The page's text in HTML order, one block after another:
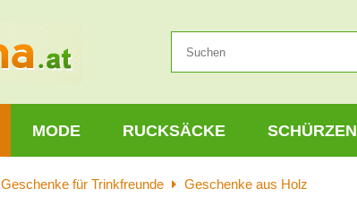
MODE RUCKSÄCKE SCHÜRZEN
Geschenke für Trinkfreunde Geschenke aus Holz